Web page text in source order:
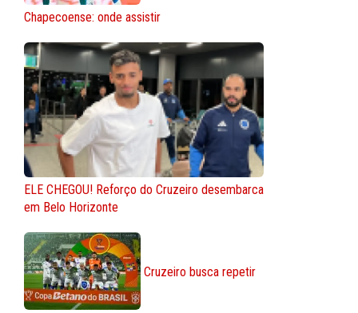
Chapecoense: onde assistir
ELE CHEGOU! Reforço do Cruzeiro desembarca
em Belo Horizonte
Cruzeiro busca repetir